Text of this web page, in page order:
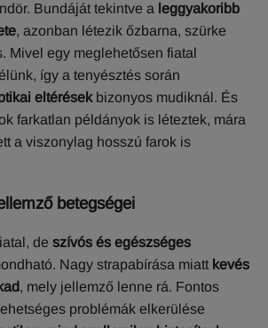
Bundáját tekintve a leggyakoribb
, azonban létezik őzbarna, szürke
Mivel egy meglehetősen fiatal
így a tenyésztés során
eltérésekbizonyos mudiknál. És
farkatlan példányok is léteztek, mára
a viszonylag hosszú farok is
betegségei
de szívós és egészséges
Nagy strapabírása miatt kevés
, mely jellemző lenne rá. Fontos
problémák elkerülése